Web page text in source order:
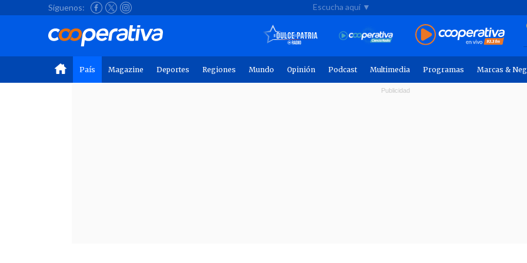
Síguenos: Escucha aquí ▼
País Magazine Deportes Regiones Mundo Opinión Podcast Multimedia Programas Marcas &